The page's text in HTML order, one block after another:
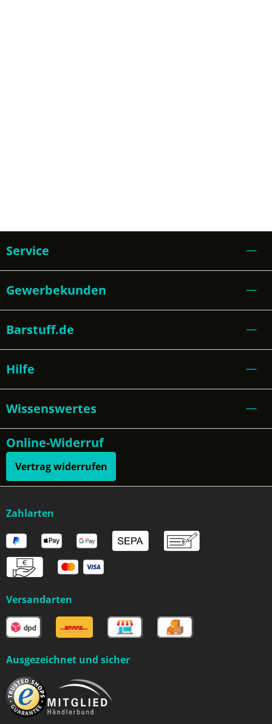
Service
Gewerbekunden
Barstuff.de
Hilfe
Wissenswertes
Online-Widerruf
Vertrag widerrufen
Zahlarten
Versandarten
Ausgezeichnet und sicher